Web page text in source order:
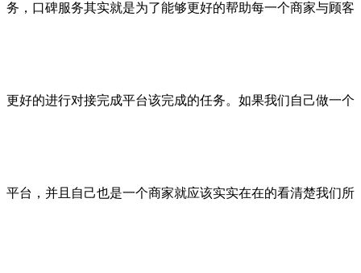
务，口碑服务其实就是为了能够更好的帮助每一个商家与顾客
更好的进行对接完成平台该完成的任务。如果我们自己做一个
平台，并且自己也是一个商家就应该实实在在的看清楚我们所